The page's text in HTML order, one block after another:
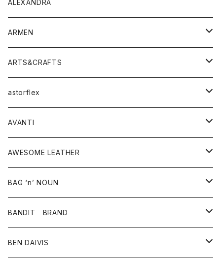
シャツ
ボトムス
トップス
Tシャツ・カットソー
シャツ・ブラウス
ボトムス
パンツ
スカート
ワンピース・オールインワン
バッグ
シューズ
アクセサリー
その他雑貨
ALEXANDRA
ARMEN
アウター
コート
ジャケット
トップス
ベスト
シャツ
ワンピース
ボトム
スカート
パンツ
グッズ
靴
ARTS&CRAFTS
アクセサリー
ウォレット
バッグ
astorflex
グッズ
靴
AVANTI
シャツ
AWESOME LEATHER
アウター
革ジャケット
BAG ‘n’ NOUN
アクセサリー
バッグ
BANDIT BRAND
トップス
BEN DAIVIS